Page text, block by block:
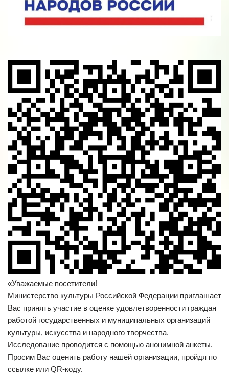
«Уважаемые посетители!
Министерство культуры Российской Федерации приглашает
Вас принять участие в оценке удовлетворенности граждан
работой государственных и муниципальных организаций
культуры, искусства и народного творчества.
Исследование проводится с помощью анонимной анкеты.
Просим Вас оценить работу нашей организации, пройдя по
ссылке или QR-коду.